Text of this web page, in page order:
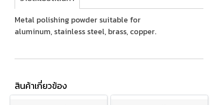
Metal polishing powder suitable for
aluminum, stainless steel, brass, copper.
สินค้าเกี่ยวข้อง